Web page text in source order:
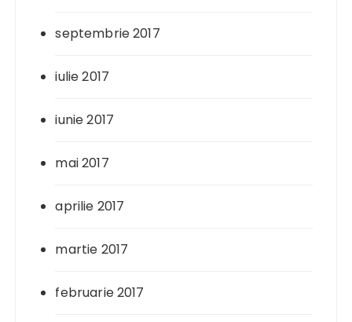
septembrie 2017
iulie 2017
iunie 2017
mai 2017
aprilie 2017
martie 2017
februarie 2017